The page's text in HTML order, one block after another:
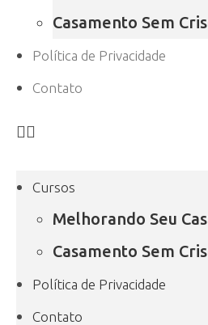
Casamento Sem
Política de Privacidade
Contato
Cursos
Melhorando Seu
Casamento Sem
Política de Privacidade
Contato